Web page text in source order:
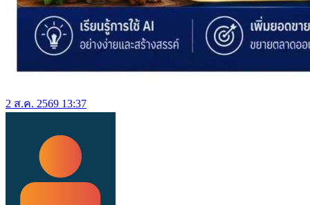
2 ส.ค. 2569 13:37